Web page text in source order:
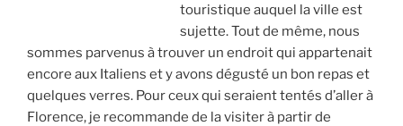
touristique auquel la ville est
sujette. Tout de même, nous
sommes parvenus à trouver un endroit qui appartenait
encore aux Italiens et y avons dégusté un bon repas et
quelques verres. Pour ceux qui seraient tentés d’aller à
Florence, je recommande de la visiter à partir de